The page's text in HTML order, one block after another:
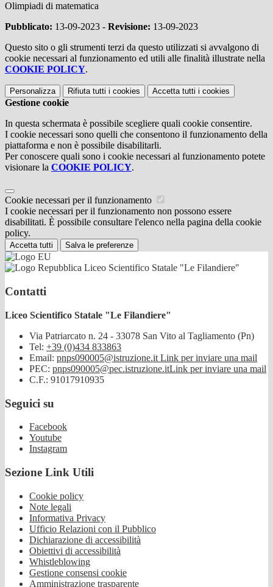
Olimpiadi di matematica
Pubblicato: 13-09-2023 - Revisione: 13-09-2023
Questo sito o gli strumenti terzi da questo utilizzati si avvalgono di
cookie necessari al funzionamento ed utili alle finalità illustrate nella
COOKIE POLICY.
Personalizza Rifiuta tutti i cookies Accetta tutti i cookies
Gestione cookie
In questa schermata è possibile scegliere quali cookie consentire.
I cookie necessari sono quelli che consentono il funzionamento della
piattaforma e non è possibile disabilitarli.
Per conoscere quali sono i cookie necessari al funzionamento potete
visionare la COOKIE POLICY.
Cookie necessari per il funzionamento
I cookie necessari per il funzionamento non possono essere
disabilitati. È possibile consultare l'elenco nella pagina della cookie
policy.
Accetta tutti Salva le preferenze
Liceo Scientifico Statale "Le Filandiere"
Contatti
Liceo Scientifico Statale "Le Filandiere"
Via Patriarcato n. 24 - 33078 San Vito al Tagliamento (Pn)
Tel: +39 (0)434 833863
Email: pnps090005@istruzione.it Link per inviare una mail
PEC: pnps090005@pec.istruzione.itLink per inviare una mail
C.F.: 91017910935
Seguici su
Facebook
Youtube
Instagram
Sezione Link Utili
Cookie policy
Note legali
Informativa Privacy
Ufficio Relazioni con il Pubblico
Dichiarazione di accessibilità
Obiettivi di accessibilità
Whistleblowing
Gestione consensi cookie
Amministrazione trasparente